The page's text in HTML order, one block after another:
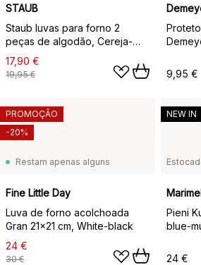
STAUB
Staub luvas para forno 2
peças de algodão, Cereja-
bege
17,90 €
19,95 €
9,95 €
Restam apenas alguns
Fine Little Day
Luva de forno acolchoada
Gran 21x21 cm, White-black
24 €
30 €
PROMOÇÃO
-20%
Pieni
blue-
24 €
NEW IN